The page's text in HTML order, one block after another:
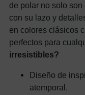
de polar no solo
con su lazo y
en colores clásicos
perfectos para
irresistibles?
Diseño de
atemporal.